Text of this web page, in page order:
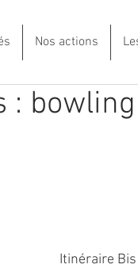
Nos actions
:
Itinéraire